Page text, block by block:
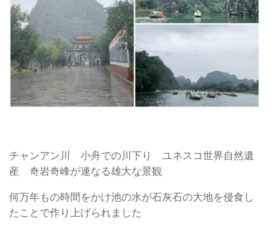
チャンアン川 小舟での川下り ユネスコ世界自然遺
産 奇岩奇峰が連なる雄大な景観
何万年もの時間をかけ池の水が石灰石の大地を侵食し
たことで作り上げられました